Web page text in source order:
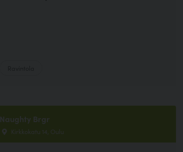
Naughty Brgr
Kirkkokatu 14, Oulu